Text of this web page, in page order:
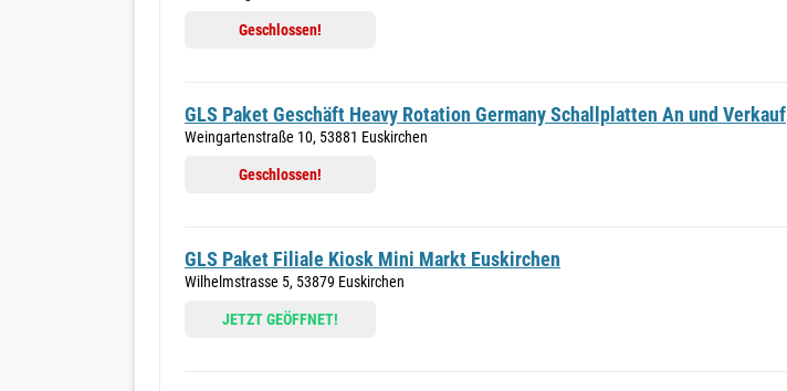
Geschlossen!
GLS Paket Geschäft Heavy Rotation Germany Schallplatten An und Verkauf
Weingartenstraße 10, 53881 Euskirchen
Geschlossen!
GLS Paket Filiale Kiosk Mini Markt Euskirchen
Wilhelmstrasse 5, 53879 Euskirchen
JETZT GEÖFFNET!